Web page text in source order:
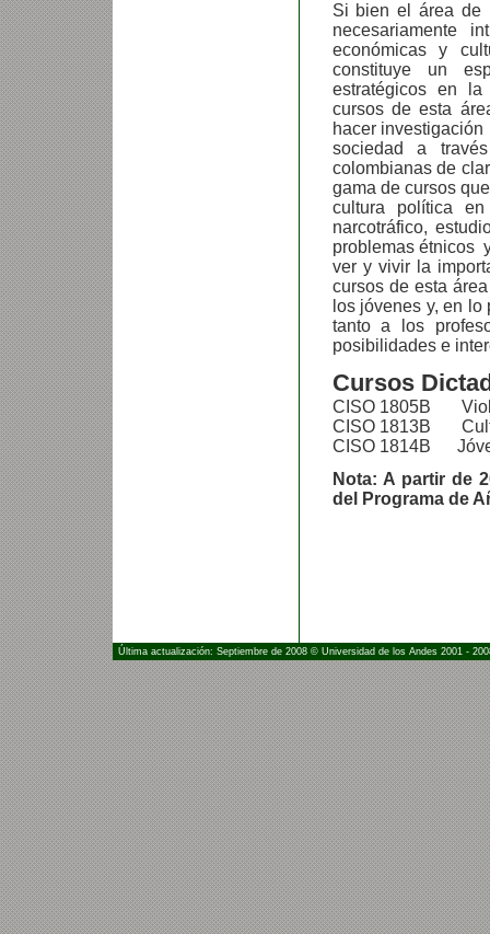
Si bien el área de
necesariamente
económicas y
constituye un
estratégicos en la
cursos de esta
hacer
sociedad a
colombianas de
gama de cursos
cultura política
narcotráfico,
problemas étnicos
ver y vivir la
cursos de esta
los jóvenes y, en
tanto a los
posibilidades e
Cursos
CISO 1805B
CISO 1813B
CISO 1814B
Nota: A partir de
del Programa de
Última actualización: Septiembre de 2008 © Universidad de los Andes 2001 -